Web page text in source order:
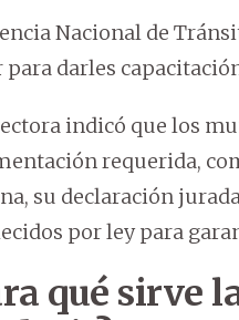
Nacional de
para darles
indicó que los
requerida,
su declaración
por ley para
qué sirve